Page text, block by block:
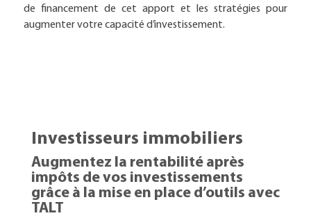
de financement de cet apport et les stratégies pour
augmenter votre capacité d’investissement.
Investisseurs immobiliers
Augmentez la rentabilité après
impôts de vos investissements
grâce à la mise en place d’outils avec
TALT